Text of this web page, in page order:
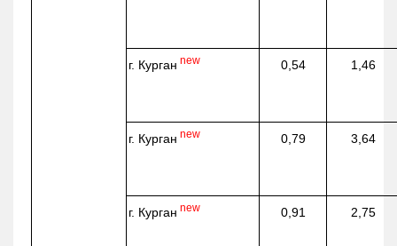
г. Курган new 0,54 1,46
г. Курган new 0,79 3,64
г. Курган new 0,91 2,75